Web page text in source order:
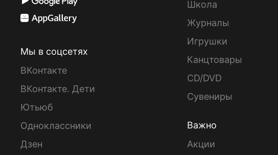
Мы в соцсетях
ВКонтакте
ВКонтакте. Дети
Ютьюб
Одноклассники
Дзен
Школа
Журналы
Игрушки
Канцтовары
CD/DVD
Сувениры
Важно
Акции